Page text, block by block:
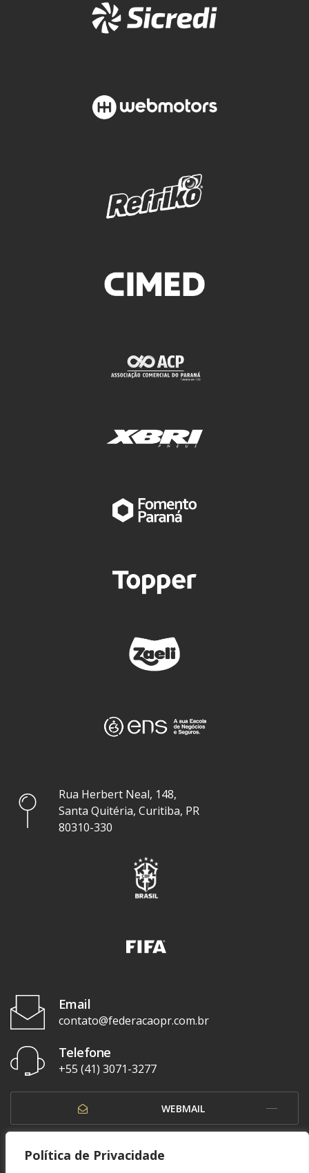
Política de Privacidade
Rua Herbert Neal, 148,
Santa Quitéria, Curitiba, PR
80310-330
Email
contato@federacaopr.com.br
Telefone
+55 (41) 3071-3277
WEBMAIL
OUVIDORIA